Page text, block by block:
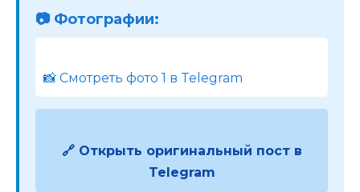
📷 Фотографии:
📸 Смотреть фото 1 в Telegram
🔗 Открыть оригинальный пост в
Telegram